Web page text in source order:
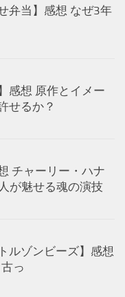
弁当】感想 なぜ3年
感想 原作とイメー
せるか？
チャーリー・ハナ
が魅せる魂の演技
ルゾンビーズ】感想
古っ